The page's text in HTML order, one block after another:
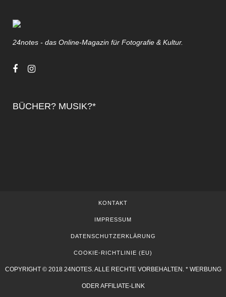
24notes - das Online-Magazin für Fotografie & Kultur.
BÜCHER? MUSIK?*
KONTAKT
IMPRESSUM
DATENSCHUTZERKLÄRUNG
COOKIE-RICHTLINIE (EU)
COPYRIGHT © 2018 24NOTES. ALLE RECHTE VORBEHALTEN. * WERBUNG
ODER AFFILIATE-LINK